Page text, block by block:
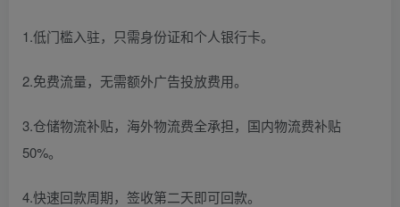
1.低门槛入驻，只需身份证和个人银行卡。
2.免费流量，无需额外广告投放费用。
3.仓储物流补贴，海外物流费全承担，国内物流费补贴
50%。
4.快速回款周期，签收第二天即可回款。